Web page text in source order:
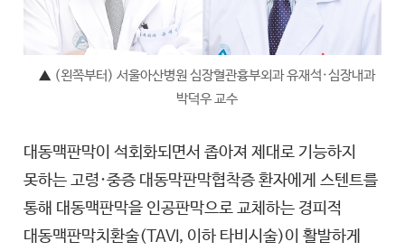
▲(왼쪽부터) 서울아산병원 심장혈관흉부외과 유재석·심장내과
박덕우 교수
대동맥판막이 석회화되면서 좁아져 제대로 기능하지
못하는 고령·중증 대동막판막협착증 환자에게 스텐트를
통해 대동맥판막을 인공판막으로 교체하는 경피적
대동맥판막치환술(TAVI, 이하 타비시술)이 활발하게